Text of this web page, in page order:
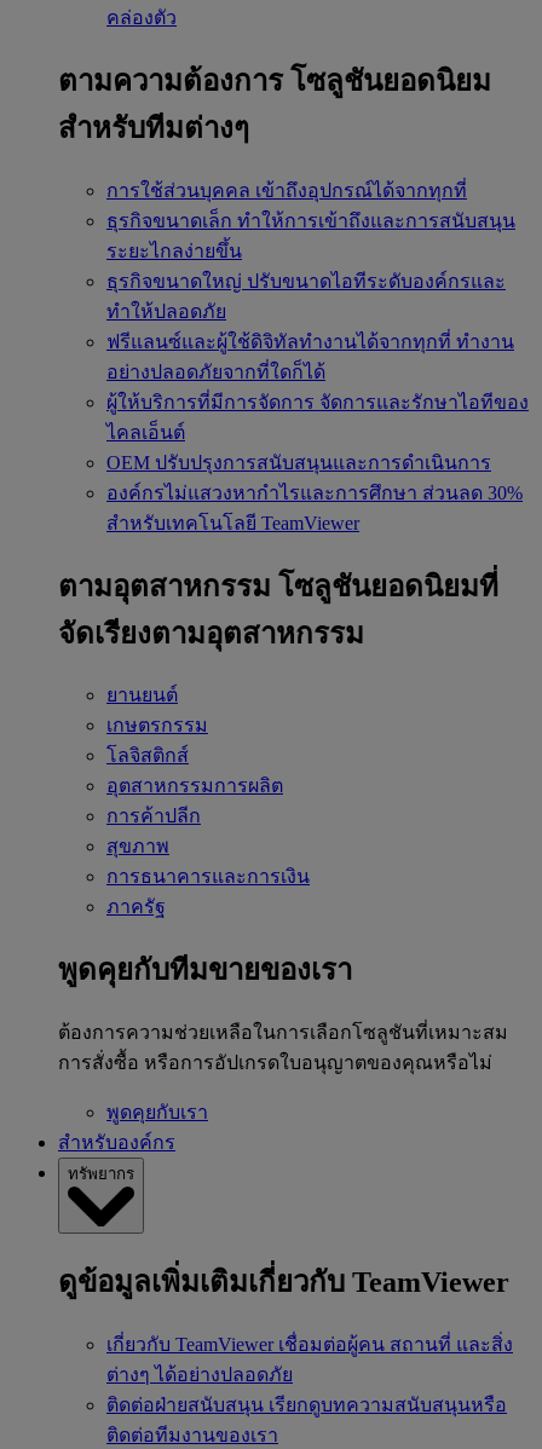
คล่องตัว
ตามความต้องการ โซลูชันยอดนิยม
สำหรับทีมต่างๆ
การใช้ส่วนบุคคล เข้าถึงอุปกรณ์ได้จากทุกที่
ธุรกิจขนาดเล็ก ทำให้การเข้าถึงและการสนับสนุน
ระยะไกลง่ายขึ้น
ธุรกิจขนาดใหญ่ ปรับขนาดไอทีระดับองค์กรและ
ทำให้ปลอดภัย
ฟรีแลนซ์และผู้ใช้ดิจิทัลทำงานได้จากทุกที่ ทำงาน
อย่างปลอดภัยจากที่ใดก็ได้
ผู้ให้บริการที่มีการจัดการ จัดการและรักษาไอทีของ
ไคลเอ็นต์
OEM ปรับปรุงการสนับสนุนและการดำเนินการ
องค์กรไม่แสวงหากำไรและการศึกษา ส่วนลด 30%
สำหรับเทคโนโลยี TeamViewer
ตามอุตสาหกรรม โซลูชันยอดนิยมที่
จัดเรียงตามอุตสาหกรรม
ยานยนต์
เกษตรกรรม
โลจิสติกส์
อุตสาหกรรมการผลิต
การค้าปลีก
สุขภาพ
การธนาคารและการเงิน
ภาครัฐ
พูดคุยกับทีมขายของเรา
ต้องการความช่วยเหลือในการเลือกโซลูชันที่เหมาะสม
การสั่งซื้อ หรือการอัปเกรดใบอนุญาตของคุณหรือไม่
พูดคุยกับเรา
สำหรับองค์กร
ทรัพยากร
ดูข้อมูลเพิ่มเติมเกี่ยวกับ TeamViewer
เกี่ยวกับ TeamViewer เชื่อมต่อผู้คน สถานที่ และสิ่ง
ต่างๆ ได้อย่างปลอดภัย
ติดต่อฝ่ายสนับสนุน เรียกดูบทความสนับสนุนหรือ
ติดต่อทีมงานของเรา